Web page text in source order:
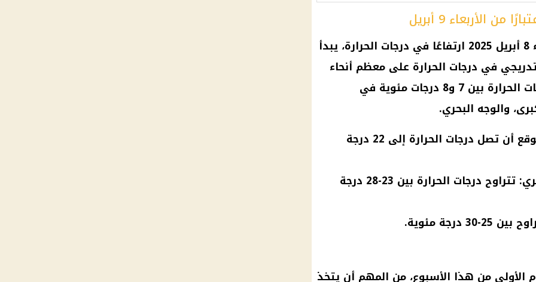
الأربعاء 9 أبريل
درجات الحرارة، يبدأ
درجات الحرارة على معظم أنحاء
الحرارة بين 7 و8 درجات مئوية في
والوجه البحري.
السواحل الشمالية: من المتوقع أن تصل درجات الحرارة إلى 22 درجة
القاهرة الكبرى والوجه البحري: تتراوح درجات الحرارة بين 23-28 درجة
مئوية.
الأولى من هذا الأسبوع، من المهم أن يتخذ